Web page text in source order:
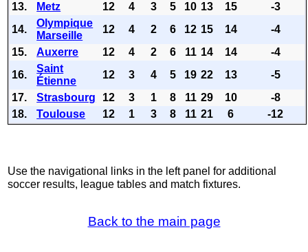
13.
Metz 12 4 3 5 10 13 15
-3
14.
Olympique
Marseille
12 4 2 6 12 15 14
-4
15.
Auxerre 12 4 2 6 11 14 14
-4
16.
Saint
Étienne
12 3 4 5 19 22 13
-5
17.
Strasbourg 12 3 1 8 11 29 10
-8
18.
Toulouse 12 1 3 8 11 21 6 -12
Use the navigational links in the left panel for additional
soccer results, league tables and match fixtures.
Back to the main page